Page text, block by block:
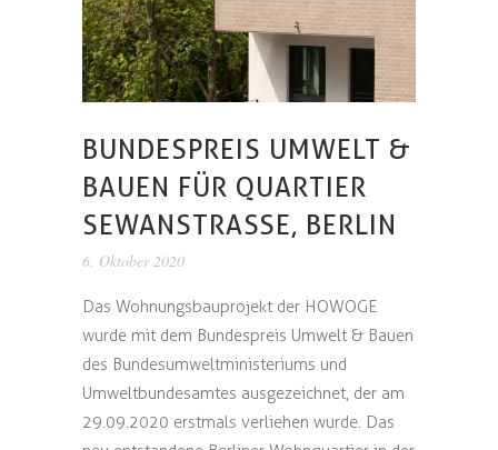
BUNDESPREIS UMWELT &
BAUEN FÜR QUARTIER
SEWANSTRASSE, BERLIN
6. Oktober 2020
Das Wohnungsbauprojekt der HOWOGE
wurde mit dem Bundespreis Umwelt & Bauen
des Bundesumweltministeriums und
Umweltbundesamtes ausgezeichnet, der am
29.09.2020 erstmals verliehen wurde. Das